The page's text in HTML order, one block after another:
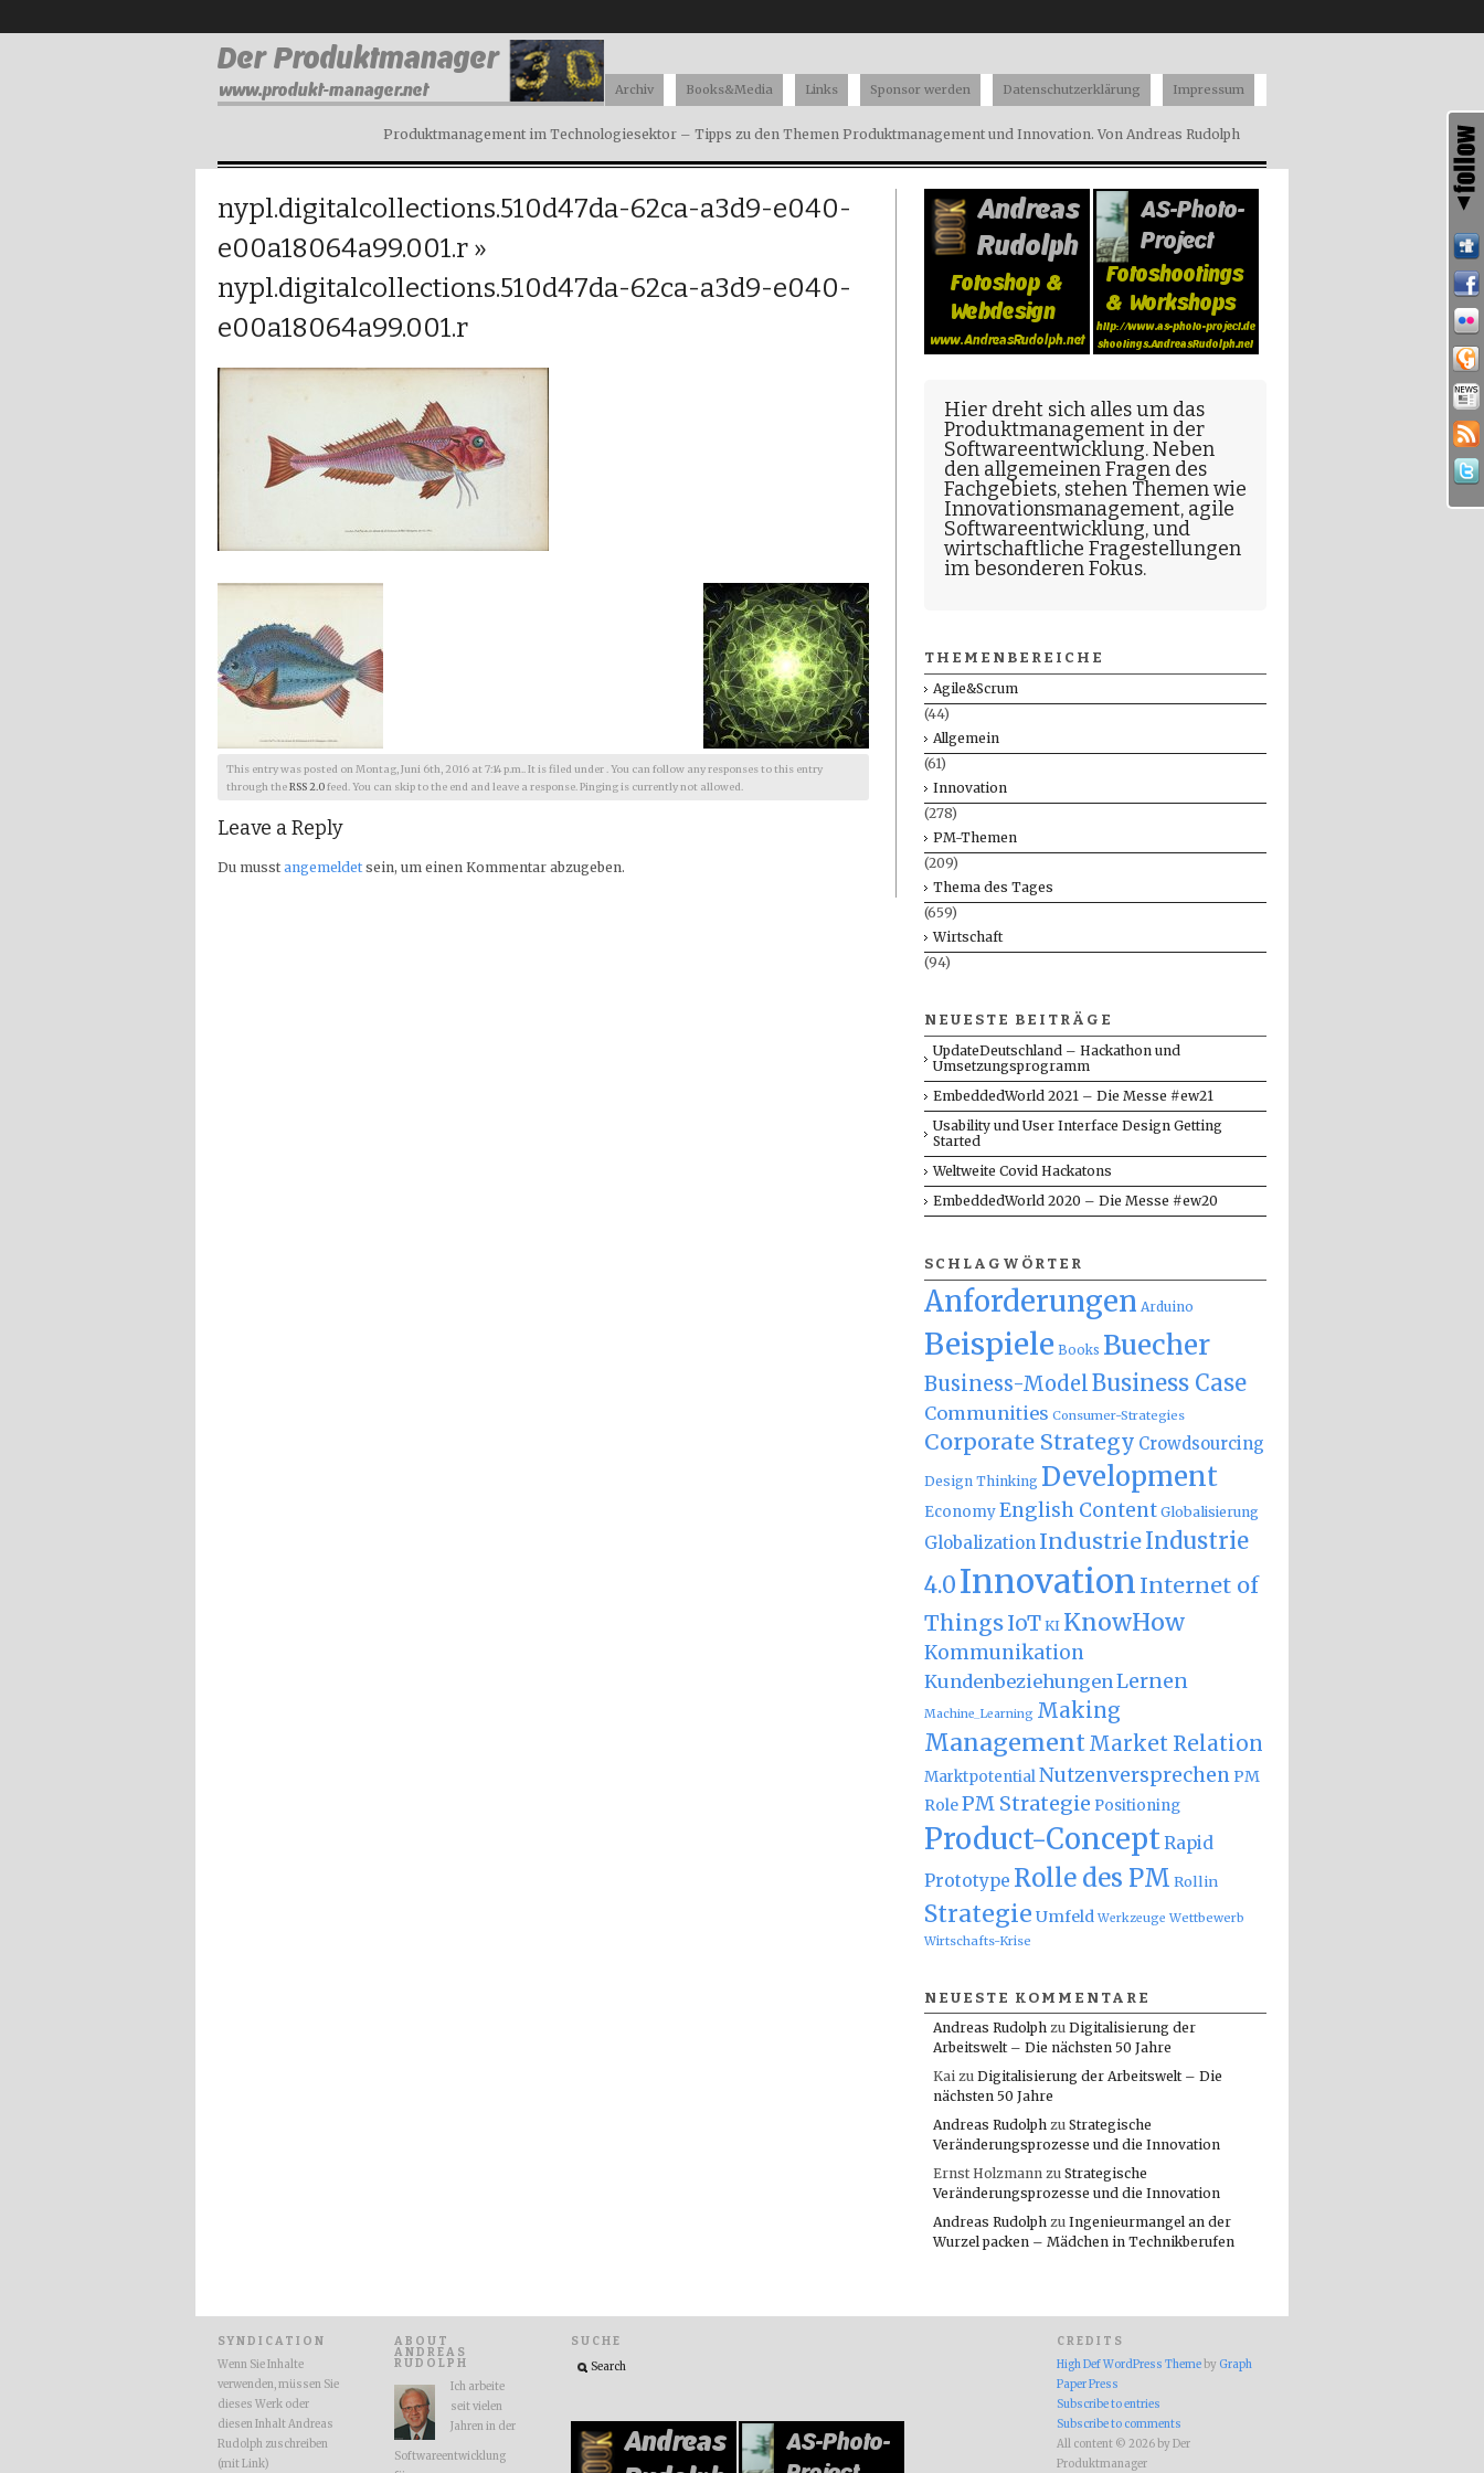
Produktmanagement im Technologiesektor – Tipps zu den Themen Produktmanagement und Innovation. Von Andreas Rudolph
Archiv Books&Media Links Sponsor werden Datenschutzerklärung Impressum
nypl.digitalcollections.510d47da-62ca-a3d9-e040-
e00a18064a99.001.r »
nypl.digitalcollections.510d47da-62ca-a3d9-e040-
e00a18064a99.001.r
This entry was posted on Montag, Juni 6th, 2016 at 7:14 p.m.. It is filed under . You can follow any responses to this entry
through theRSS 2.0feed. You can skip to the end and leave a response. Pinging is currently not allowed.
Leave a Reply
Du musstangemeldetsein, um einen Kommentar abzugeben.
Hier dreht sich alles um das
Produktmanagement in der
Softwareentwicklung. Neben
den allgemeinen Fragen des
Fachgebiets, stehen Themen wie
Innovationsmanagement, agile
Softwareentwicklung, und
wirtschaftliche Fragestellungen
im besonderen Fokus.
THEMENBEREICHE
Agile&Scrum
(44)
Allgemein
(61)
Innovation
(278)
PM-Themen
(209)
Thema des Tages
(659)
Wirtschaft
(94)
NEUESTE BEITRÄGE
UpdateDeutschland – Hackathon und
Umsetzungsprogramm
EmbeddedWorld 2021 – Die Messe #ew21
Usability und User Interface Design Getting
Started
Weltweite Covid Hackatons
EmbeddedWorld 2020 – Die Messe #ew20
SCHLAGWÖRTER
Anforderungen Arduino
Beispiele Books Buecher
Business-Model Business Case
Communities Consumer-Strategies
Corporate Strategy Crowdsourcing
Design Thinking Development
EconomyEnglish Content Globalisierung
Globalization IndustrieIndustrie
4.0Innovation Internet of
ThingsIoT KI KnowHow
Kommunikation
Kundenbeziehungen Lernen
Machine_Learning Making
Management Market Relation
MarktpotentialNutzenversprechen PM
RolePM Strategie Positioning
Product-ConceptRapid
Prototype Rolle des PM Rollin
Strategie Umfeld Werkzeuge Wettbewerb
Wirtschafts-Krise
NEUESTE KOMMENTARE
Andreas Rudolph zu Digitalisierung der
Arbeitswelt – Die nächsten 50 Jahre
Kai zu Digitalisierung der Arbeitswelt – Die
nächsten 50 Jahre
Andreas Rudolph zu Strategische
Veränderungsprozesse und die Innovation
Ernst Holzmann zu Strategische
Veränderungsprozesse und die Innovation
Andreas Rudolph zu Ingenieurmangel an der
Wurzel packen – Mädchen in Technikberufen
SYNDICATION
Wenn Sie Inhalte
verwenden, müssen Sie
dieses Werk oder
diesen Inhalt Andreas
Rudolph zuschreiben
(mit Link)
ABOUT
ANDREAS
RUDOLPH
Ich arbeite
seit vielen
Jahren in der
Softwareentwicklung
SUCHE CREDITS
High Def WordPress Theme by Graph
Paper Press
Subscribe to entries
Subscribe to comments
All content © 2026 by Der
Produktmanager